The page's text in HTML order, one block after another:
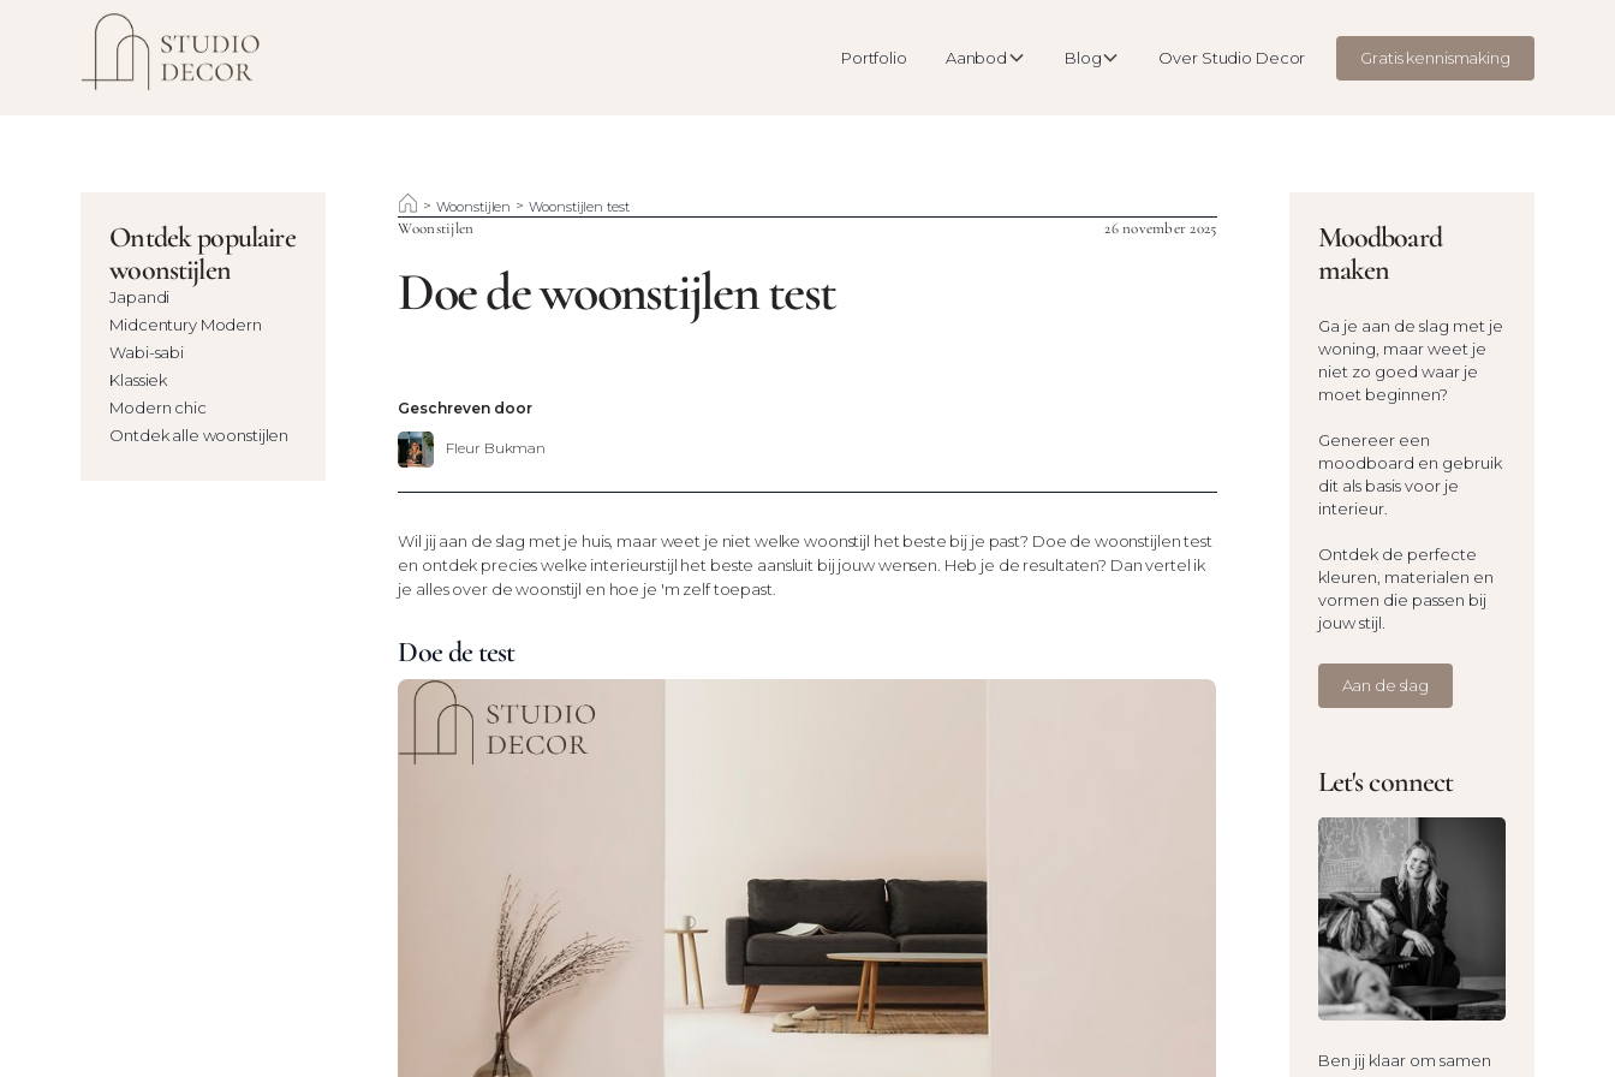
Portfolio Aanbod Blog Over Studio Decor Gratis kennismaking
Ontdek populaire
woonstijlen
Japandi
Midcentury Modern
Wabi-sabi
Klassiek
Modern chic
Ontdek alle woonstijlen
> Woonstijlen > Woonstijlen test
Woonstijlen 26 november 2025
Doe de woonstijlen test
Geschreven door
Fleur Bukman
Wil jij aan de slag met je huis, maar weet je niet welke woonstijl het beste bij je past? Doe de woonstijlen test
en ontdek precies welke interieurstijl het beste aansluit bij jouw wensen. Heb je de resultaten? Dan vertel ik
je alles over de woonstijl en hoe je 'm zelf toepast.
Doe de test
Moodboard
maken
Ga je aan de slag met je
woning, maar weet je
niet zo goed waar je
moet beginnen?
Genereer een
moodboard en gebruik
dit als basis voor je
interieur.
Ontdek de perfecte
kleuren, materialen en
vormen die passen bij
jouw stijl.
Aan de slag
Let's connect
Ben jij klaar om samen